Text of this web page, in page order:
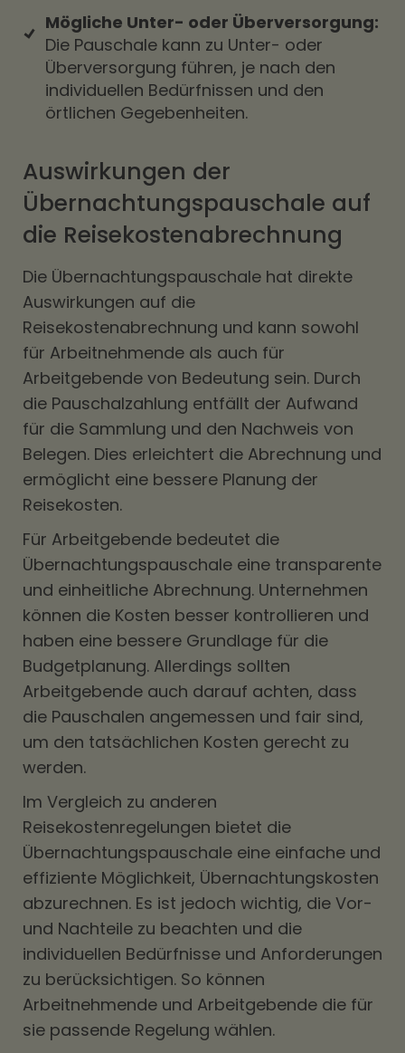
Mögliche Unter- oder Überversorgung:
Die Pauschale kann zu Unter- oder
Überversorgung führen, je nach den
individuellen Bedürfnissen und den
örtlichen Gegebenheiten.
Auswirkungen der
Übernachtungspauschale auf
die Reisekostenabrechnung
Die Übernachtungspauschale hat direkte
Auswirkungen auf die
Reisekostenabrechnung und kann sowohl
für Arbeitnehmende als auch für
Arbeitgebende von Bedeutung sein. Durch
die Pauschalzahlung entfällt der Aufwand
für die Sammlung und den Nachweis von
Belegen. Dies erleichtert die Abrechnung und
ermöglicht eine bessere Planung der
Reisekosten.
Für Arbeitgebende bedeutet die
Übernachtungspauschale eine transparente
und einheitliche Abrechnung. Unternehmen
können die Kosten besser kontrollieren und
haben eine bessere Grundlage für die
Budgetplanung. Allerdings sollten
Arbeitgebende auch darauf achten, dass
die Pauschalen angemessen und fair sind,
um den tatsächlichen Kosten gerecht zu
werden.
Im Vergleich zu anderen
Reisekostenregelungen bietet die
Übernachtungspauschale eine einfache und
effiziente Möglichkeit, Übernachtungskosten
abzurechnen. Es ist jedoch wichtig, die Vor-
und Nachteile zu beachten und die
individuellen Bedürfnisse und Anforderungen
zu berücksichtigen. So können
Arbeitnehmende und Arbeitgebende die für
sie passende Regelung wählen.